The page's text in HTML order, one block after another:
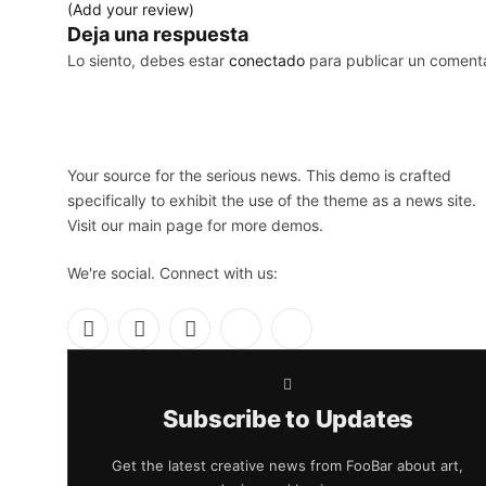
(Add your review)
Deja una respuesta
Lo siento, debes estar conectado para publicar un
Your source for the serious news. This demo is crafted
specifically to exhibit the use of the theme as a news site.
Visit our main page for more demos.
We're social. Connect with us:
Facebook
X
Instagram
Subscribe to Updates
Get the latest creative news from FooBar about art,